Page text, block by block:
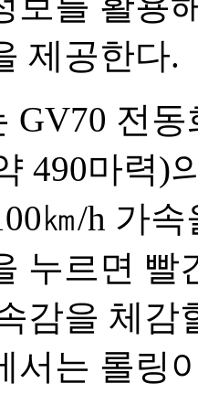
제공한다.
GV70 전
490마력)
㎞/h 가
누르면 빨
감을 체감
서는 롤링